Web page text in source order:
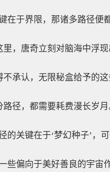
在于界限，那诸多路径便
里，唐奇立刻对脑海中浮
承认，无限秘盒给予的这
径，都需要耗费漫长岁月
的关键在于‘梦幻种子’，
些偏向于美好善良的宇宙